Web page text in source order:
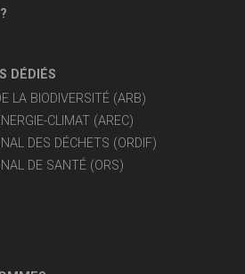
DÉDIÉS
LA BIODIVERSITÉ (ARB)
CLIMAT (AREC)
DES DÉCHETS (ORDIF)
DE SANTÉ (ORS)